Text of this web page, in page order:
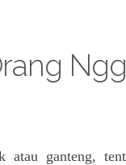
atau ganteng,